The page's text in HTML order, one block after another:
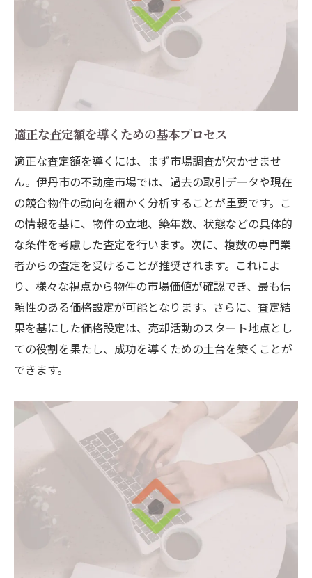
適正な査定額を導くための基本プロセス
適正な査定額を導くには、まず市場調査が欠かせませ
ん。伊丹市の不動産市場では、過去の取引データや現在
の競合物件の動向を細かく分析することが重要です。こ
の情報を基に、物件の立地、築年数、状態などの具体的
な条件を考慮した査定を行います。次に、複数の専門業
者からの査定を受けることが推奨されます。これによ
り、様々な視点から物件の市場価値が確認でき、最も信
頼性のある価格設定が可能となります。さらに、査定結
果を基にした価格設定は、売却活動のスタート地点とし
ての役割を果たし、成功を導くための土台を築くことが
できます。